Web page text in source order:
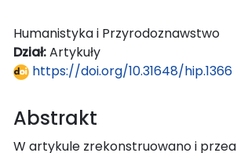
Humanistyka i Przyrodoznawstwo
Dział:Artykuły
https://doi.org/10.31648/hip.1366
Abstrakt
W artykule zrekonstruowano i